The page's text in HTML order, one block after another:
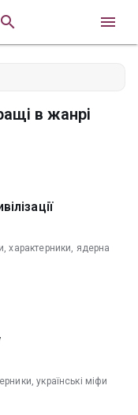
 
в жанрі
характерники, ядерна
українські міфи